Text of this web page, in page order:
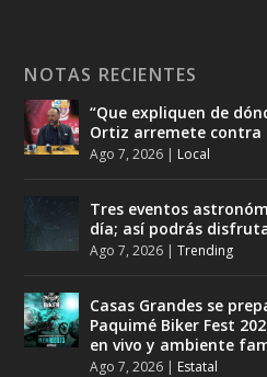
NOTAS RECIENTES
“Que expliquen de
Ortiz arremete contra
Ago 7, 2026 | Local
Tres eventos
día; así podrás
Ago 7, 2026 |Trending
Casas Grandes se
Paquimé Biker Fest
en vivo y ambiente
Ago 7, 2026 | Estatal